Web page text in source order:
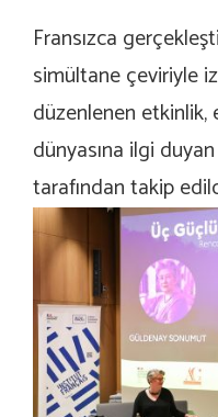
Fransızca
simültane çeviriyle
düzenlenen
dünyasına ilgi
tarafından takip